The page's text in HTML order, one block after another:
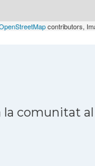
contributors,
la comunitat